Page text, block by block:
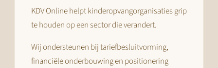
KDV Online helpt kinderopvangorganisaties grip
te houden op een sector die verandert.
Wij ondersteunen bij tariefbesluitvorming,
financiële onderbouwing en positionering